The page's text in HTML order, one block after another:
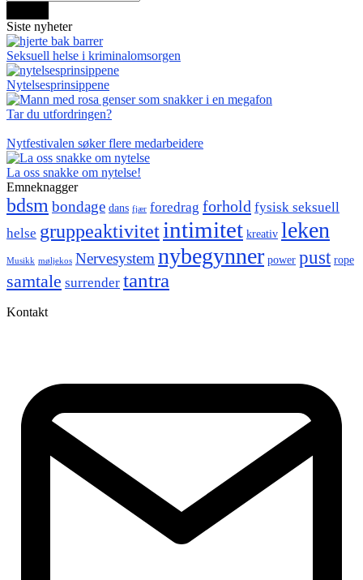
Siste nyheter
Seksuell helse i kriminalomsorgen
Nytelsesprinsippene
Tar du utfordringen?
Nytfestivalen søker flere medarbeidere
La oss snakke om nytelse!
Emneknagger
bdsm bondage dans fjær foredrag forhold fysisk seksuell
helse gruppeaktivitetintimitet kreativ leken
Musikk møljekos Nervesystem nybegynner power pust rope
samtale surrender tantra
Kontakt